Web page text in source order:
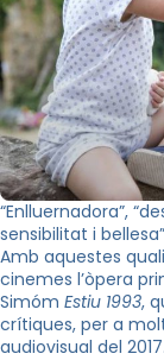
“Enlluernadora”,
sensibilitat i
Amb aquestes
cinemes l’òpera
Simóm Estiu 1993,
crítiques, per a
audiovisual del 2017.